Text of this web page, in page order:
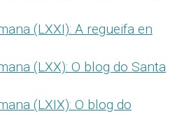
(LXXI): A regueifa en
(LXX): O blog do Santa
(LXIX): O blog do